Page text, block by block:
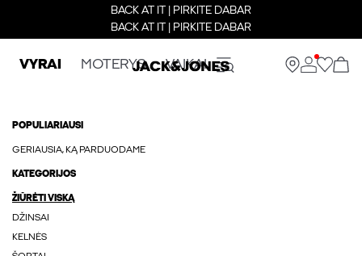
BACK AT IT | PIRKITE DABAR
BACK AT IT | PIRKITE DABAR
VYRAI MOTERYS VAIKAI
POPULIARIAUSI
GERIAUSIA, KĄ PARDUODAME
KATEGORIJOS
ŽIŪRĖTI VISKĄ
DŽINSAI
KELNĖS